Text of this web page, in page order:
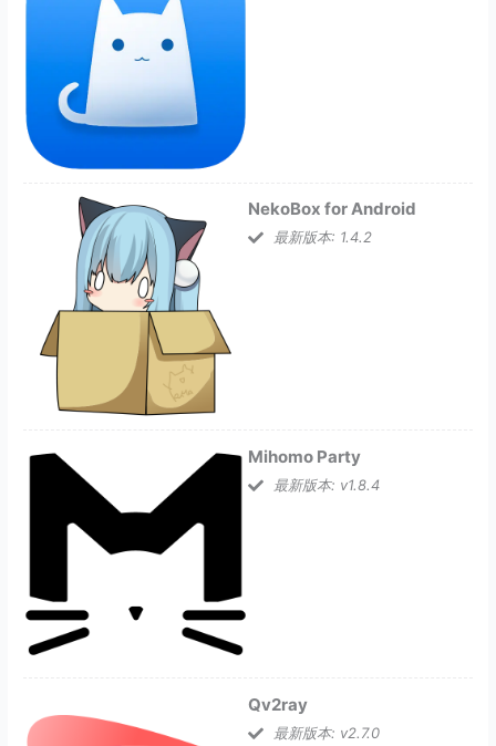
NekoBox for Android
最新版本: 1.4.2
Mihomo Party
最新版本: v1.8.4
Qv2ray
最新版本: v2.7.0